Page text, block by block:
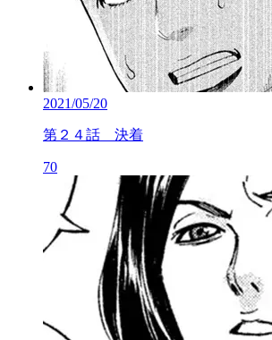
2021/05/20
第２４話 決着
70